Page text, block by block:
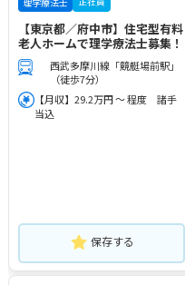
【東京都／府中市】住宅型有料
老人ホームで理学療法士募集！
西武多摩川線「競艇場前駅」
（徒歩7分）
【月収】29.2万円 ～ 程度 諸手
当込
保存する